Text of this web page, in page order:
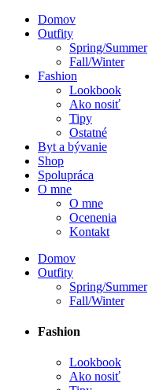
Domov
Outfity
Spring/Summer
Fall/Winter
Fashion
Lookbook
Ako nosiť
Tipy
Ostatné
Byt a bývanie
Shop
Spolupráca
O mne
O mne
Ocenenia
Kontakt
Domov
Outfity
Spring/Summer
Fall/Winter
Fashion
Lookbook
Ako nosiť